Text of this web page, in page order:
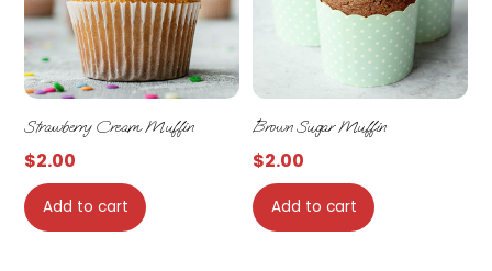
Strawberry Cream Muffin
$2.00
Add to cart
Brown Sugar Muffin
$2.00
Add to cart